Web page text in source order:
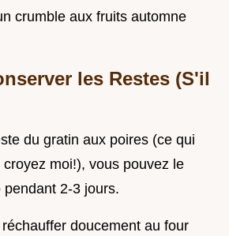
crumble aux fruits automne
les Restes (S'il
du gratin aux poires (ce qui
moi!), vous pouvez le
2-3 jours.
doucement au four